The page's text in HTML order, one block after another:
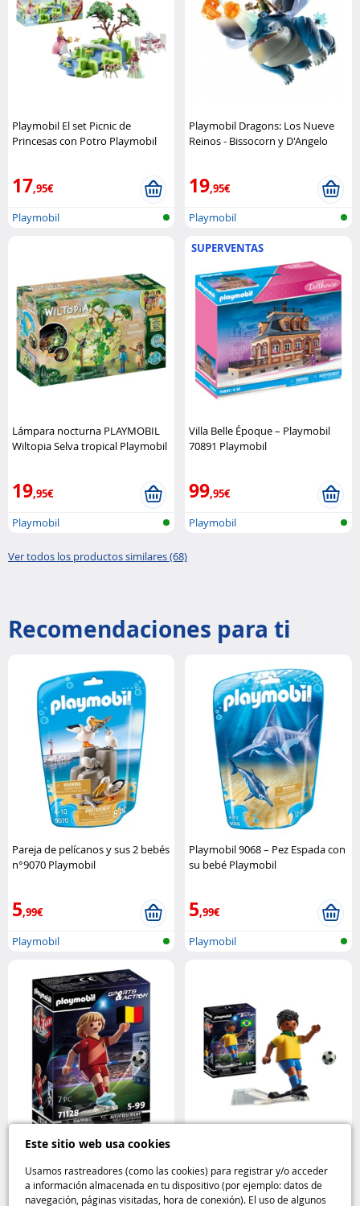
Este sitio web usa cookies
Usamos rastreadores (como las cookies) para registrar y/o acceder
a información almacenada en tu dispositivo (por ejemplo: datos de
navegación, páginas visitadas, hora de conexión). El uso de algunos
Playmobil El set Picnic de
Princesas con Potro Playmobil
17,95€
Playmobil
Playmobil Dragons: Los Nueve
Reinos - Bissocorn y D'Angelo
19,95€
Playmobil
Lámpara nocturna PLAYMOBIL
Wiltopia Selva tropical Playmobil
19,95€
Playmobil
SUPERVENTAS
Villa Belle Époque – Playmobil
70891 Playmobil
99,95€
Playmobil
Ver todos los productos similares (68)
Recomendaciones para ti
Pareja de pelícanos y sus 2 bebés
n°9070 Playmobil
5,99€
Playmobil
Playmobil 9068 – Pez Espada con
su bebé Playmobil
5,99€
Playmobil
football – Bélgica Playmobil
Jugador de fútbol - Brasileño
Playmobil